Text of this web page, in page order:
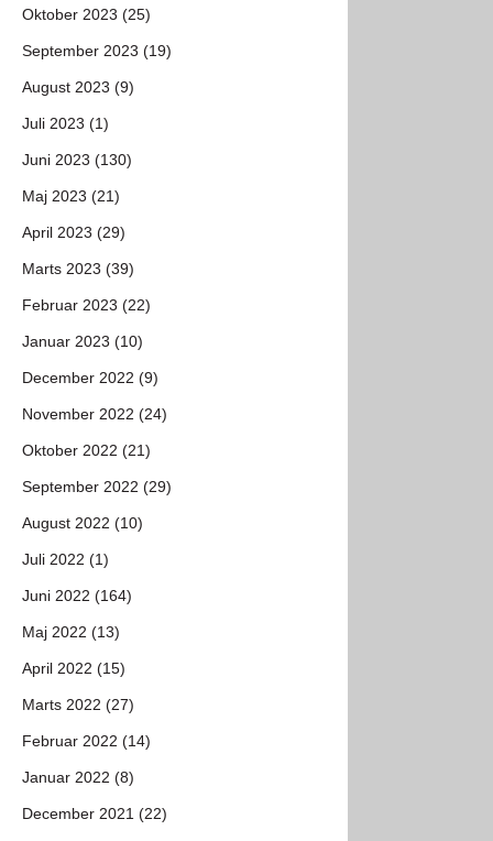
Oktober 2023 (25)
September 2023 (19)
August 2023 (9)
Juli 2023 (1)
Juni 2023 (130)
Maj 2023 (21)
April 2023 (29)
Marts 2023 (39)
Februar 2023 (22)
Januar 2023 (10)
December 2022 (9)
November 2022 (24)
Oktober 2022 (21)
September 2022 (29)
August 2022 (10)
Juli 2022 (1)
Juni 2022 (164)
Maj 2022 (13)
April 2022 (15)
Marts 2022 (27)
Februar 2022 (14)
Januar 2022 (8)
December 2021 (22)